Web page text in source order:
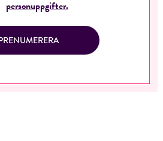
personuppgifter.